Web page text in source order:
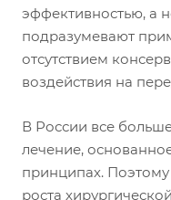
эффективностью, а
подразумевают
отсутствием
воздействия на
В России все
лечение,
принципах.
роста